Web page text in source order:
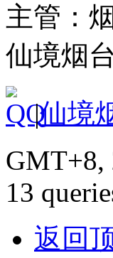
主管：
仙境烟
|仙境
GMT+8,
13
返回